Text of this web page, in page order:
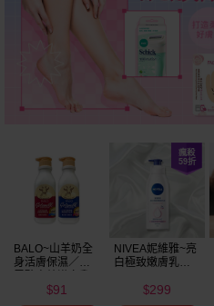
BALO~山羊奶全
身活膚保濕／玻
液(550ml) 款式可
選
$91
NIVEA妮維雅~亮
白極致嫩膚乳液
$299